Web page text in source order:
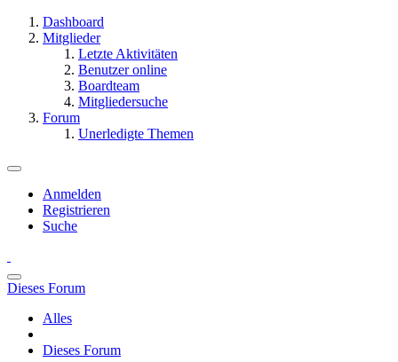
Dashboard
Mitglieder
Letzte Aktivitäten
Benutzer online
Boardteam
Mitgliedersuche
Forum
Unerledigte Themen
Anmelden
Registrieren
Suche
Dieses Forum
Alles
Dieses Forum